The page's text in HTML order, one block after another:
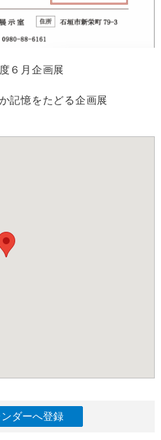
６月企画展
記憶をたどる企画展
ダーへ登録